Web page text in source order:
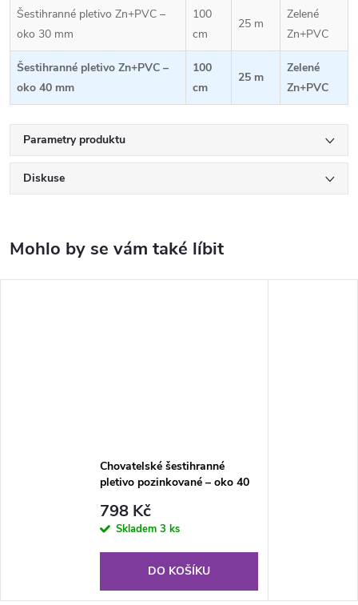
Šestihranné pletivo Zn+PVC –
oko 30 mm
100
cm
25 m
Zelené
Zn+PVC
Šestihranné pletivo Zn+PVC –
oko 40 mm
100
cm
25 m
Zelené
Zn+PVC
Parametry produktu
Diskuse
Chovatelské šestihranné
pletivo pozinkované – oko 40
798 Kč
Skladem 3 ks
DO KOŠÍKU